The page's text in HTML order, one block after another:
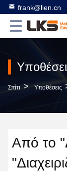
frank@lien.cn
Σπίτι > Υποθέσεις
Από το